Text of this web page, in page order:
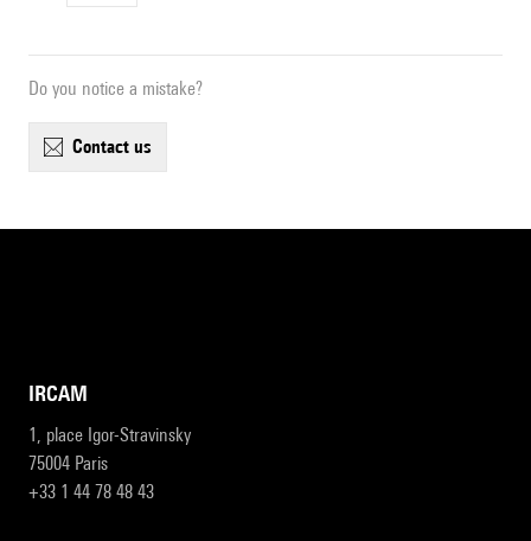
Do you notice a mistake?
contact us
IRCAM
1, place Igor-Stravinsky
75004 Paris
+33 1 44 78 48 43